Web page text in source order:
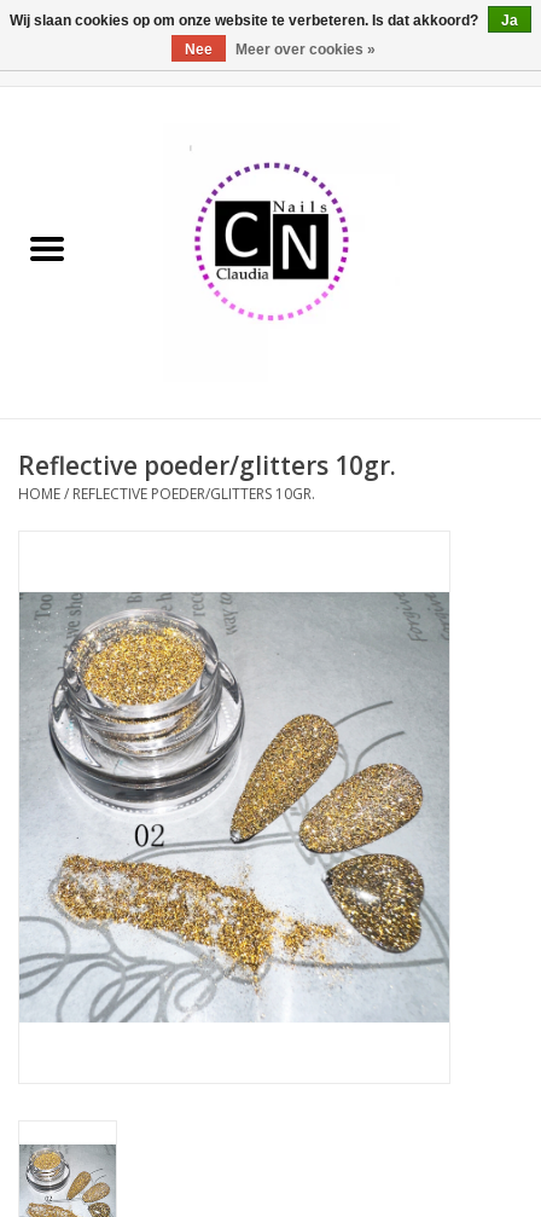
Pedicure producten
Acrylpoeder
Apparatuur
Meubilair
Gellak
NailArt Producten
Startpakketten
NIEUW! MBS Producten
Beauty Producten
Hema free line/Hypoallergenic
Reflective poeder/glitters 10gr.
HOME/ REFLECTIVE POEDER/GLITTERS 10GR.
Wij slaan cookies op om onze website te verbeteren. Is dat akkoord?
Ja
Nee
Meer over cookies »